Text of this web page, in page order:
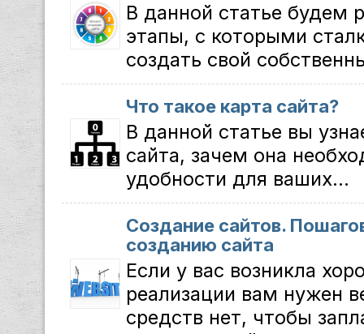
В данной статье будем
этапы, с которыми
создать свой
Что такое карта сайта?
В данной статье вы
сайта, зачем она
удобности для ваших...
Создание сайтов.
созданию сайта
Если у вас возникла
реализации вам нужен
средств нет, чтобы